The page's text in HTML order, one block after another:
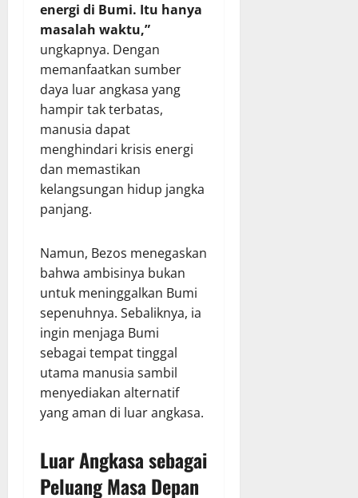
energi di Bumi. Itu hanya
masalah waktu,”
ungkapnya. Dengan
memanfaatkan sumber
daya luar angkasa yang
hampir tak terbatas,
manusia dapat
menghindari krisis energi
dan memastikan
kelangsungan hidup jangka
panjang.
Namun, Bezos menegaskan
bahwa ambisinya bukan
untuk meninggalkan Bumi
sepenuhnya. Sebaliknya, ia
ingin menjaga Bumi
sebagai tempat tinggal
utama manusia sambil
menyediakan alternatif
yang aman di luar angkasa.
Luar Angkasa sebagai
Peluang Masa Depan